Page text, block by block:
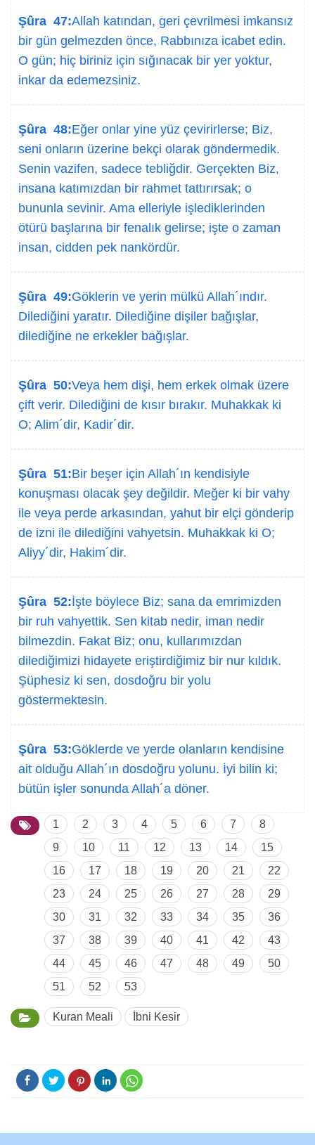
Şûra 47:Allah katından, geri çevrilmesi imkansız
bir gün gelmezden önce, Rabbınıza icabet edin.
O gün; hiç biriniz için sığınacak bir yer yoktur,
inkar da edemezsiniz.
Şûra 48:Eğer onlar yine yüz çevirirlerse; Biz,
seni onların üzerine bekçi olarak göndermedik.
Senin vazifen, sadece tebliğdir. Gerçekten Biz,
insana katımızdan bir rahmet tattırırsak; o
bununla sevinir. Ama elleriyle işlediklerinden
ötürü başlarına bir fenalık gelirse; işte o zaman
insan, cidden pek nankördür.
Şûra 49:Göklerin ve yerin mülkü Allah´ındır.
Dilediğini yaratır. Dilediğine dişiler bağışlar,
dilediğine ne erkekler bağışlar.
Şûra 50:Veya hem dişi, hem erkek olmak üzere
çift verir. Dilediğini de kısır bırakır. Muhakkak ki
O; Alim´dir, Kadir´dir.
Şûra 51:Bir beşer için Allah´ın kendisiyle
konuşması olacak şey değildir. Meğer ki bir vahy
ile veya perde arkasından, yahut bir elçi gönderip
de izni ile dilediğini vahyetsin. Muhakkak ki O;
Aliyy´dir, Hakim´dir.
Şûra 52:İşte böylece Biz; sana da emrimizden
bir ruh vahyettik. Sen kitab nedir, iman nedir
bilmezdin. Fakat Biz; onu, kullarımızdan
dilediğimizi hidayete eriştirdiğimiz bir nur kıldık.
Şüphesiz ki sen, dosdoğru bir yolu
göstermektesin.
Şûra 53:Göklerde ve yerde olanların kendisine
ait olduğu Allah´ın dosdoğru yolunu. İyi bilin ki;
bütün işler sonunda Allah´a döner.
1 2 3 4 5 6 7
8
9
10 11 12 13 14
15
16
17 18 19 20 21
22
23
24 25 26 27 28
29
30
31 32 33 34 35
36
37
38 39 40 41 42
43
44
45 46 47 48 49
50
51
52 53
Kuran Meali İbni Kesir